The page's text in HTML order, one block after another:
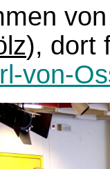
), dort
von-